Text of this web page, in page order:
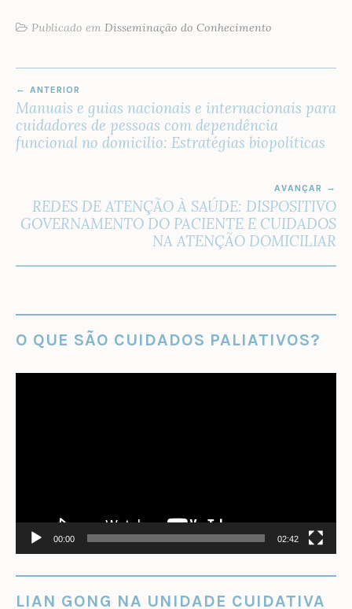
Publicado em Disseminação do Conhecimento
DE
POST
ANTERIOR
Manuais e guias nacionais e internacionais para
cuidadores de pessoas com dependência
funcional no domicilio: Estratégias biopolíticas
AVANÇAR
REDES DE ATENÇÃO À SAÚDE: DISPOSITIVO
GOVERNAMENTO DO PACIENTE E CUIDADOS
NA ATENÇÃO DOMICILIAR
O QUE SÃO CUIDADOS PALIATIVOS?
00:00 02:42
LIAN GONG NA UNIDADE CUIDATIVA